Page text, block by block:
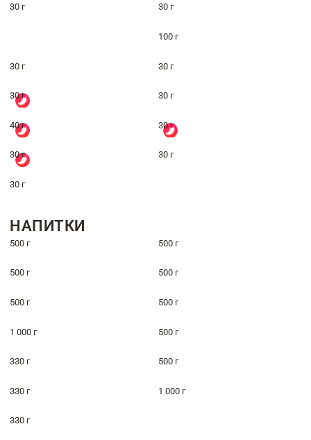
30 г 30 г
100 г
30 г 30 г
30 г 30 г
40 г 30 г
30 г 30 г
30 г
НАПИТКИ
500 г 500 г
500 г 500 г
500 г 500 г
1 000 г 500 г
330 г 500 г
330 г 1 000 г
330 г